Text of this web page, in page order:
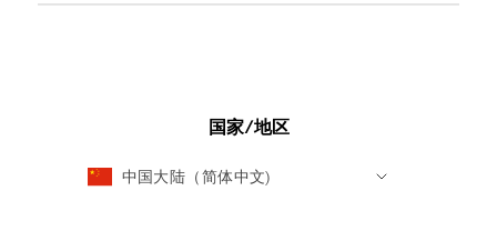
国家/地区
中国大陆（简体中文)